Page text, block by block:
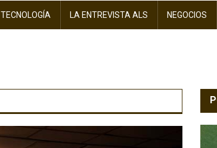
TECNOLOGÍA LA ENTREVISTA ALS NEGOCIOS